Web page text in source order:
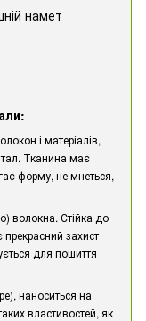
намет
і матеріалів,
Тканина має
форму, не мнеться,
волокна. Стійка до
захист
для пошиття
наноситься на
властивостей, як